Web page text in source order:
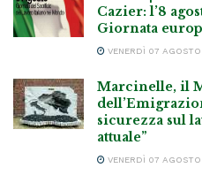
Cazier: l’8
Giornata
VENERDÌ 07
Marcinelle, il
sicurezza sul
attuale”
VENERDÌ 07